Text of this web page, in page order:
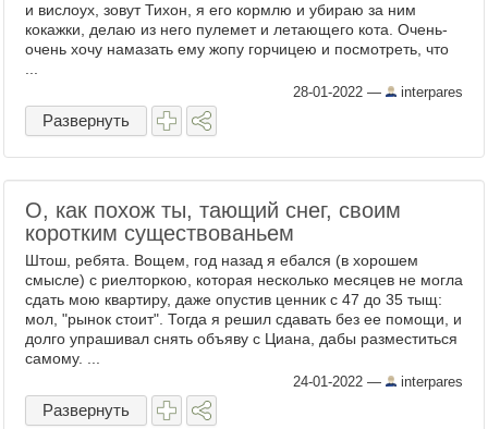
Видеотоп
и вислоух, зовут Тихон, я его кормлю и убираю за ним
кокажки, делаю из него пулемет и летающего кота. Очень-
очень хочу намазать ему жопу горчицею и посмотреть, что
28-01-2022 — interpares
Развернуть
О, как похож ты, тающий снег, своим
коротким существованьем
Штош, ребята. Вощем, год назад я ебался (в хорошем
смысле) с риелторкою, которая несколько месяцев не могла
сдать мою квартиру, даже опустив ценник с 47 до 35 тыщ:
мол, "рынок стоит". Тогда я решил сдавать без ее помощи, и
долго упрашивал снять объяву с Циана, дабы разместиться
самому. ...
24-01-2022 — interpares
Развернуть